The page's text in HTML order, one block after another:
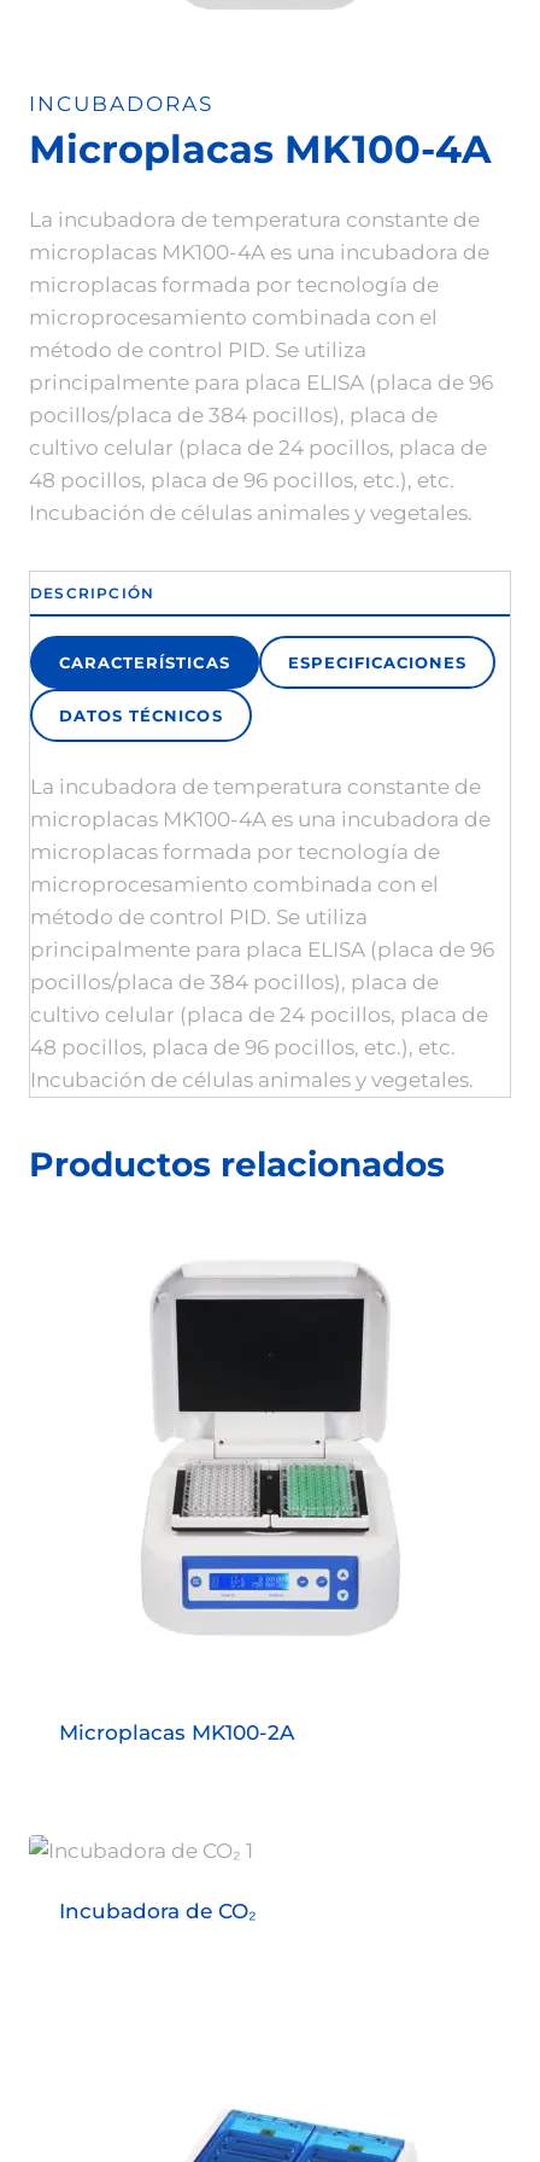
INCUBADORAS
Microplacas MK100-4A
La incubadora de temperatura constante de
microplacas MK100-4A es una incubadora de
microplacas formada por tecnología de
microprocesamiento combinada con el
método de control PID. Se utiliza
principalmente para placa ELISA (placa de 96
pocillos/placa de 384 pocillos), placa de
cultivo celular (placa de 24 pocillos, placa de
48 pocillos, placa de 96 pocillos, etc.), etc.
Incubación de células animales y vegetales.
DESCRIPCIÓN
CARACTERÍSTICAS ESPECIFICACIONES
DATOS TÉCNICOS
La incubadora de temperatura constante de
microplacas MK100-4A es una incubadora de
microplacas formada por tecnología de
microprocesamiento combinada con el
método de control PID. Se utiliza
principalmente para placa ELISA (placa de 96
pocillos/placa de 384 pocillos), placa de
cultivo celular (placa de 24 pocillos, placa de
48 pocillos, placa de 96 pocillos, etc.), etc.
Incubación de células animales y vegetales.
Productos relacionados
Microplacas MK100-2A
Incubadora de CO₂